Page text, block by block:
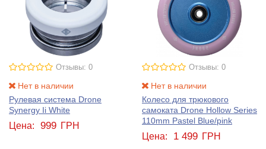
Отзывы: 0
Нет в наличии
Рулевая система Drone
Synergy Ii White
Цена: 999 ГРН
Отзывы: 0
Нет в наличии
Колесо для трюкового
самоката Drone Hollow Series
110mm Pastel Blue/pink
Цена: 1 499 ГРН